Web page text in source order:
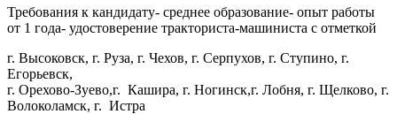
Требования к кандидату- среднее образование- опыт работы
от 1 года- удостоверение тракториста-машиниста с отметкой
г. Высоковск, г. Руза, г. Чехов, г. Серпухов, г. Ступино, г.
Егорьевск,
г. Орехово-Зуево,г. Кашира, г. Ногинск,г. Лобня, г. Щелково, г.
Волоколамск, г. Истра